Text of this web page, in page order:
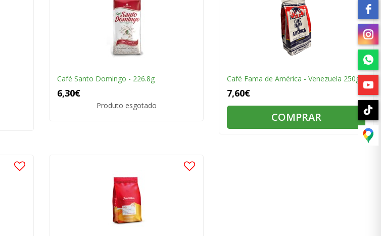
Café Santo Domingo - 226.8g
6,30€
Produto esgotado
Café Fama de América - Venezuela 250g
7,60€
COMPRAR